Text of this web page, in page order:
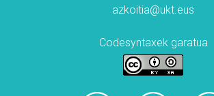
azkoitia@ukt.eus
Codesyntaxek garatua